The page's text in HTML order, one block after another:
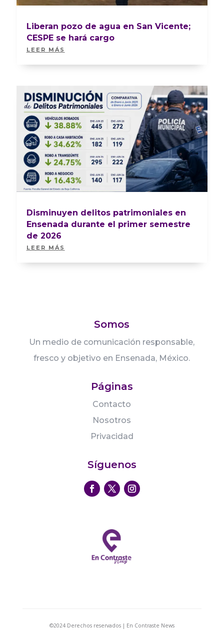
Liberan pozo de agua en San Vicente;
CESPE se hará cargo
LEER MÁS
Disminuyen delitos patrimoniales en
Ensenada durante el primer semestre
de 2026
LEER MÁS
Somos
Un medio de comunicación responsable,
fresco y objetivo en Ensenada, México.
Páginas
Contacto
Nosotros
Privacidad
Síguenos
©2024 Derechos reservados | En Contraste News